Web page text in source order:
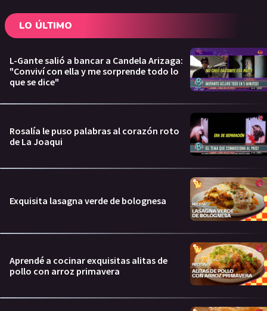
LO ÚLTIMO
L-Gante salió a bancar a Candela Arizaga:
"Conviví con ella y me sorprende todo lo
que se dice"
Rosalía le puso palabras al corazón roto
de La Joaqui
Exquisita lasagna verde de bolognesa
Aprendé a cocinar exquisitas alitas de
pollo con arroz primavera